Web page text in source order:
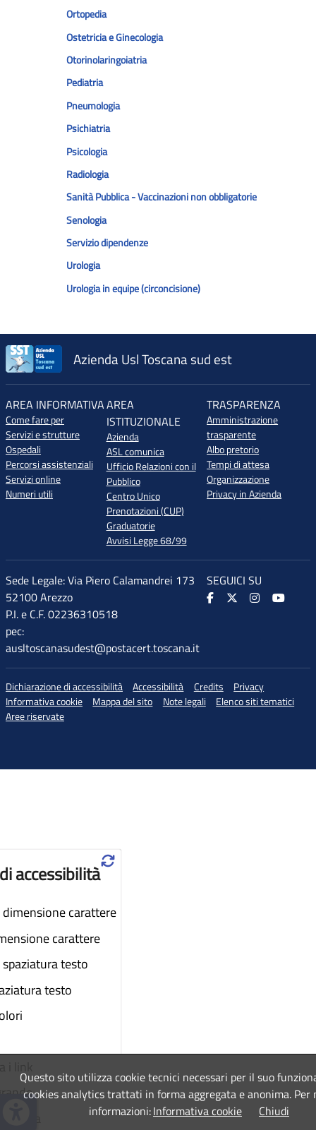
Ortopedia
Ostetricia e Ginecologia
Otorinolaringoiatria
Pediatria
Pneumologia
Psichiatria
Psicologia
Radiologia
Sanità Pubblica - Vaccinazioni non obbligatorie
Senologia
Servizio dipendenze
Urologia
Urologia in equipe (circoncisione)
Azienda Usl Toscana sud est
AREA INFORMATIVA
Come fare per
Servizi e strutture
Ospedali
Percorsi assistenziali
Servizi online
Numeri utili
AREA
ISTITUZIONALE
Azienda
ASL comunica
Ufficio Relazioni con il
Pubblico
Centro Unico
Prenotazioni (CUP)
Graduatorie
Avvisi Legge 68/99
TRASPARENZA
Amministrazione
trasparente
Albo pretorio
Tempi di attesa
Organizzazione
Privacy in Azienda
Sede Legale: Via Piero Calamandrei 173
52100 Arezzo
P.I. e C.F. 02236310518
pec:
ausltoscanasudest@postacert.toscana.it
SEGUICI SU
Dichiarazione di accessibilità Accessibilità Credits
Privacy
Informativa cookie
Mappa del sito Note legali
Elenco siti tematici
Aree riservate
Questo sito utilizza cookie tecnici necessari per il suo
cookies analytics trattati in forma aggregata e anonima. Per
informazioni:Informativa cookie Chiudi
accessibilità
carattere
carattere
testo
testo